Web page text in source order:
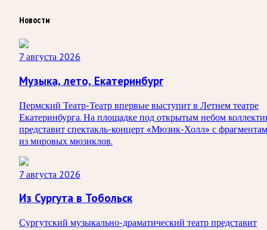
Новости
7 августа 2026
Музыка, лето, Екатеринбург
Пермский Театр-Театр впервые выступит в Летнем театре
Екатеринбурга. На площадке под открытым небом
представит спектакль-концерт «Мюзик-Холл» с
из мировых мюзиклов.
7 августа 2026
Из Сургута в Тобольск
Сургутский музыкально-драматический театр представит